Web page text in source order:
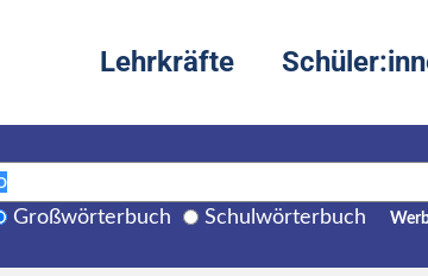
Lehrkräfte
Großwörterbuch Schulwörterbuch